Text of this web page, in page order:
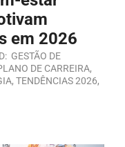
em 2026
GESTÃO DE
DE CARREIRA,
, TENDÊNCIAS 2026,